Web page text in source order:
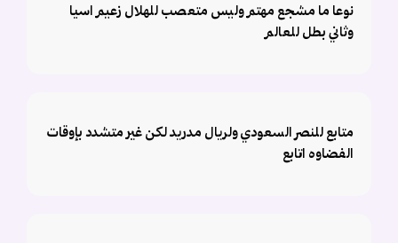
نوعا ما مشجع مهتم وليس متعصب للهلال زعيم اسيا
وثاني بطل للعالم
متابع للنصر السعودي ولريال مدريد لكن غير متشدد بإوقات
الفضاوه اتابع